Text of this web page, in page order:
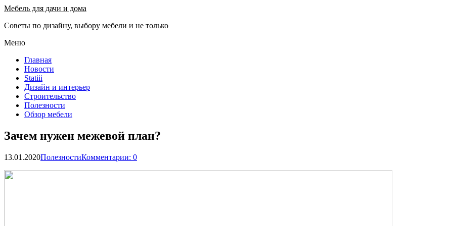
Мебель для дачи и дома
Советы по дизайну, выбору мебели и не только
Меню
Главная
Новости
Statiii
Дизайн и интерьер
Строительство
Полезности
Обзор мебели
Зачем нужен межевой план?
13.01.2020ПолезностиКомментарии: 0